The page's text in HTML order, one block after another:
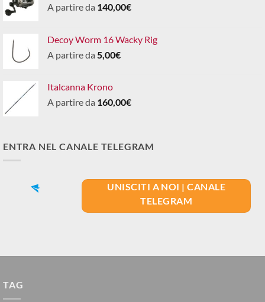
A partire da 140,00€
Decoy Worm 16 Wacky Rig
A partire da 5,00€
Italcanna Krono
A partire da 160,00€
ENTRA NEL CANALE TELEGRAM
UNISCITI A NOI | CANALE
TELEGRAM
TAG